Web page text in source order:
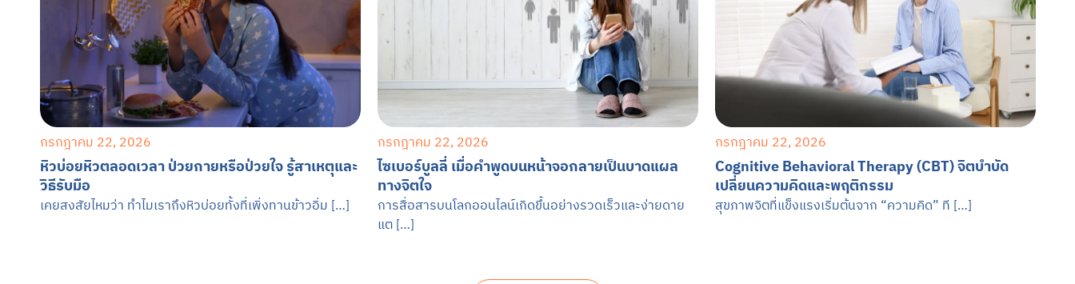
กรกฎาคม 22, 2026
หิวบ่อยหิวตลอดเวลา ป่วยกายหรือป่วยใจ รู้สาเหตุและ
วิธีรับมือ
เคยสงสัยไหมว่า ทำไมเราถึงหิวบ่อยทั้งที่เพิ่งทานข้าวอิ่ม […]
กรกฎาคม 22, 2026
ไซเบอร์บูลลี่ เมื่อคำพูดบนหน้าจอกลายเป็นบาดแผล
ทางจิตใจ
การสื่อสารบนโลกออนไลน์เกิดขึ้นอย่างรวดเร็วและง่ายดาย
แต […]
กรกฎาคม 22, 2026
Cognitive Behavioral Therapy (CBT) จิตบำบัด
เปลี่ยนความคิดและพฤติกรรม
สุขภาพจิตที่แข็งแรงเริ่มต้นจาก “ความคิด” ที […]